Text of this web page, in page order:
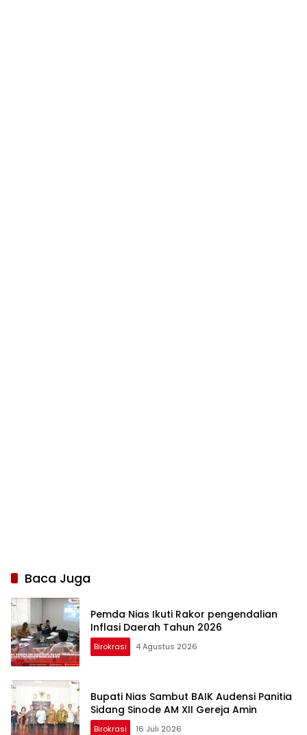
Baca Juga
Pemda Nias Ikuti Rakor pengendalian
Inflasi Daerah Tahun 2026
Birokrasi 4 Agustus 2026
Bupati Nias Sambut BAIK Audensi Panitia
Sidang Sinode AM XII Gereja Amin
Birokrasi 16 Juli 2026